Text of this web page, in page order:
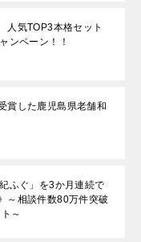
人気TOP3本格セット
ンペーン！！
賞した鹿児島県老舗和
ふぐ」を3か月連続で
～相談件数80万件突破
～